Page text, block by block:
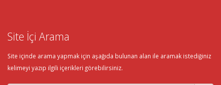
Site İçi Arama
Site içinde arama yapmak için aşağıda bulunan alan ile aramak istediğiniz
kelimeyi yazıp ilgili içerikleri görebilirsiniz.